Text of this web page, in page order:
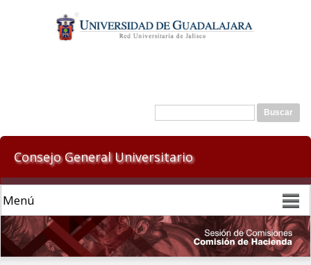
contenido
principal
Formulario de búsqueda
Buscar
Consejo General Universitario